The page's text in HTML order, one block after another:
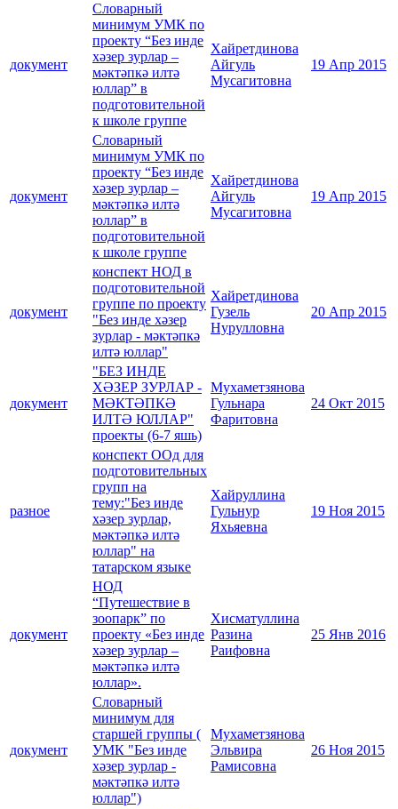
документ
Словарный
минимум УМК по
проекту “Без инде
хәзер зурлар –
мәктәпкә илтә
юллар” в
подготовительной
к школе группе
Хайретдинова
Айгуль
Мусагитовна
19 Апр 2015
документ
Словарный
минимум УМК по
проекту “Без инде
хәзер зурлар –
мәктәпкә илтә
юллар” в
подготовительной
к школе группе
Хайретдинова
Айгуль
Мусагитовна
19 Апр 2015
документ
конспект НОД в
подготовительной
группе по проекту
"Без инде хәзер
зурлар - мәктәпкә
илтә юллар"
Хайретдинова
Гузель
Нурулловна
20 Апр 2015
документ
"БЕЗ ИНДЕ
ХӘЗЕР ЗУРЛАР -
МӘКТӘПКӘ
ИЛТӘ ЮЛЛАР"
проекты (6-7 яшь)
Мухаметзянова
Гульнара
Фаритовна
24 Окт 2015
разное
конспект ООд для
подготовительных
групп на
тему:"Без инде
хәзер зурлар,
мәктәпкә илтә
юллар" на
татарском языке
Хайруллина
Гульнур
Яхьяевна
19 Ноя 2015
документ
HОД
“Путешествие в
зоопарк” по
проекту «Без инде
хәзер зурлар –
мәктәпкә илтә
юллар».
Хисматуллина
Разина
Раифовна
25 Янв 2016
документ
Словарный
минимум для
старшей группы (
УМК "Без инде
хәзер зурлар -
мәктәпкә илтә
юллар")
Мухаметзянова
Эльвира
Рамисовна
26 Ноя 2015